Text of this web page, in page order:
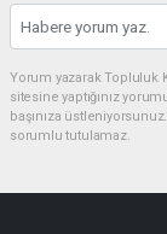
Yorum yazarak Topluluk
sitesine yaptığınız
başınıza
sorumlu tutulamaz.